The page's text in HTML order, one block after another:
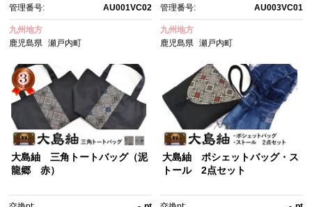
管理番号:
AU001VC02
九州地方
鹿児島県
瀬戸内町
管理番号:
AU003VC01
九州地方
鹿児島県 瀬戸内町
大島紬 三角トートバッグ（泥
龍郷 赤）
大島紬 ポシェットバッグ・ス
トール 2点セット